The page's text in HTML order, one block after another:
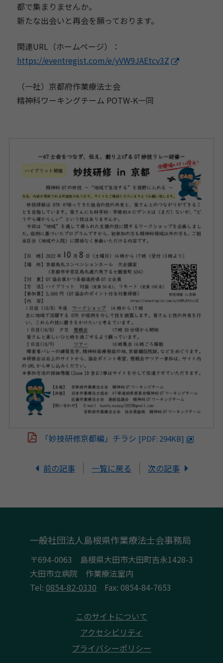
都で集まりませんか。
新たな出会いと再会を願っております。
関連URL（ホームページ）：
https://eventregist.com/e/yVW9JAEtcv3Z
（一社）京都府作業療法士会
精神科ワーキングチーム POTW-K一同
「妙技研修京都編」チラシ [PDF: 294KB]
前の記事 一覧に戻る 次の記事
一般社団法人島根県作業療法士会事務局
〒694-0063 島根県大田市大田町吉永1428-3
大田市立病院 作業療法室内
Tel: 0854-82-0330 Fax: 0854-84-7653
このサイトについて
アクセシビリティ
プライバシーポリシー